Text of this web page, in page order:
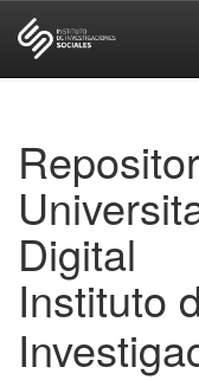
Digital
Instituto